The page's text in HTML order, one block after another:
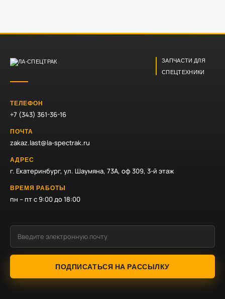
ЗАПЧАСТИ ДЛЯ
СПЕЦТЕХНИКИ
ТЕЛЕФОН
+7 (343) 361-36-16
ПОЧТА
zakaz.last@la-spectrak.ru
АДРЕС
г. Екатеринбург, ул. Шаумяна, 73А, оф 309, 3-й этаж
ВРЕМЯ РАБОТЫ
пн – пт с 9:00 до 18:00
ПОДПИСАТЬСЯ НА РАССЫЛКУ